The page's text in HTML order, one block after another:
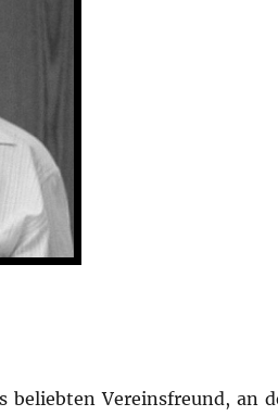
beliebten Vereinsfreund, an